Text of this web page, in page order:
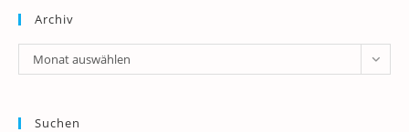
Archiv
Archiv
Monat auswählen
Suchen